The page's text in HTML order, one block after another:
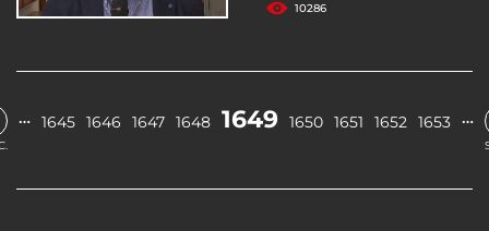
10286
… 1645 1646 1647 1648 1649 1650 1651 1652 1653 …